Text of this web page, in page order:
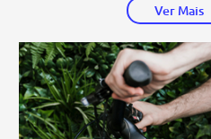
Ver Mais